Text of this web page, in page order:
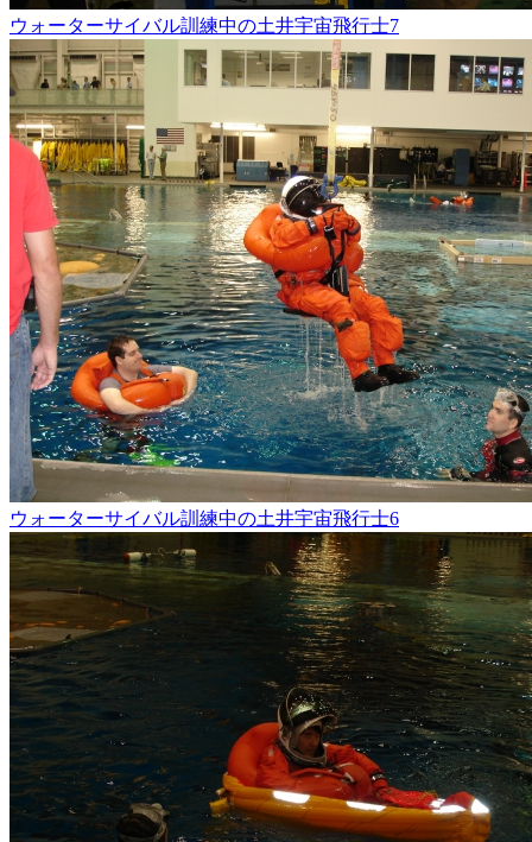
ウォーターサイバル訓練中の土井宇宙飛行士7
ウォーターサイバル訓練中の土井宇宙飛行士6